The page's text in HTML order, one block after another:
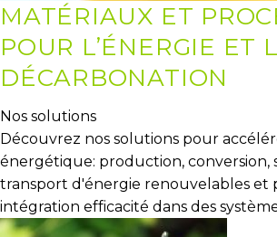
MATÉRIAUX ET
POUR L’ÉNERGIE ET
DÉCARBONATION
Nos solutions
Découvrez nos solutions pour
énergétique: production, conversion,
transport d'énergie renouvelables et
intégration efficacité dans des